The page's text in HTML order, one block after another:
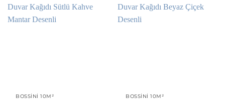
BOSSINI 10M² BOSSINI 10M²